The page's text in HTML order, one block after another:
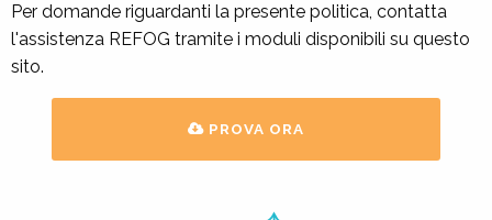
Per domande riguardanti la presente politica, contatta
l'assistenza REFOG tramite i moduli disponibili su questo
sito.
PROVA ORA